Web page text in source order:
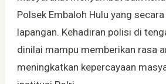
Polsek Embaloh Hulu yang
lapangan. Kehadiran polisi di
dinilai mampu memberikan rasa
meningkatkan kepercayaan